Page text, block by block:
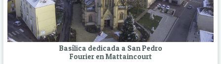
Basílica dedicada a San Pedro
Fourier en Mattaincourt